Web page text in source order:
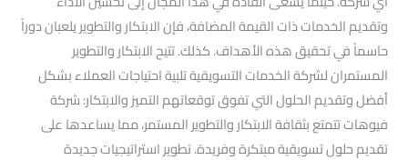
وتقديم الخدمات ذات القيمة المضافة، فإن الابتكار والتطوير يلعبان دوراً
حاسماً في تحقيق هذه الأهداف. كذلك. تتيح الابتكار والتطوير
المستمران لشركة الخدمات التسويقية تلبية احتياجات العملاء بشكل
أفضل وتقديم الحلول التي تفوق توقعاتهم التميز والابتكار: شركة
فيوهات تتمتع بثقافة الابتكار والتطوير المستمر، مما يساعدها على
تقديم حلول تسويقية مبتكرة وفريدة. تطوير استراتيجيات جديدة